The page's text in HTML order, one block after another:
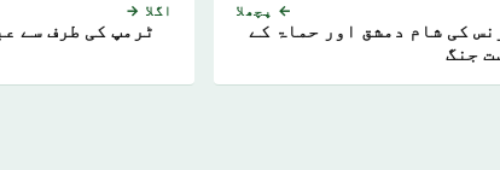
← پچھلا
کانفرنس کی شام دمشق اور حماۃ کے
جنگ
اگلا →
ٹرمپ کی طرف سے